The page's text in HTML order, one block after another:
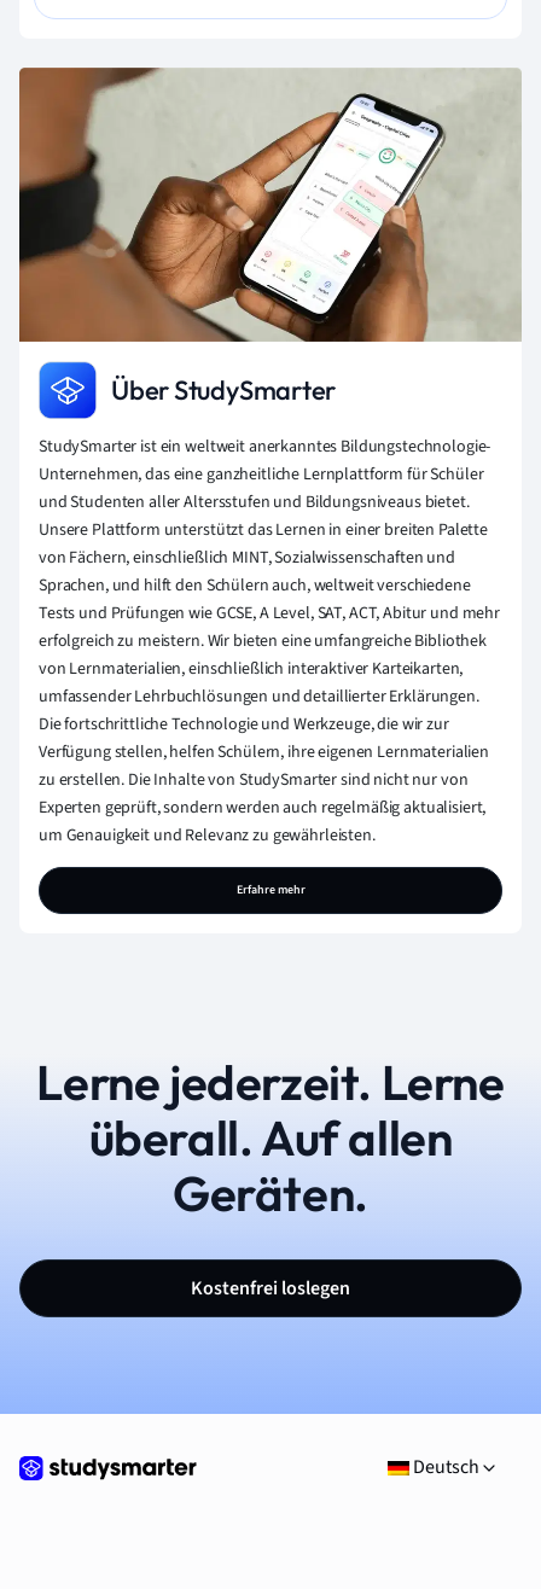
Über StudySmarter
StudySmarter ist ein weltweit anerkanntes Bildungstechnologie-
Unternehmen, das eine ganzheitliche Lernplattform für Schüler
und Studenten aller Altersstufen und Bildungsniveaus bietet.
Unsere Plattform unterstützt das Lernen in einer breiten Palette
von Fächern, einschließlich MINT, Sozialwissenschaften und
Sprachen, und hilft den Schülern auch, weltweit verschiedene
Tests und Prüfungen wie GCSE, A Level, SAT, ACT, Abitur und mehr
erfolgreich zu meistern. Wir bieten eine umfangreiche Bibliothek
von Lernmaterialien, einschließlich interaktiver Karteikarten,
umfassender Lehrbuchlösungen und detaillierter Erklärungen.
Die fortschrittliche Technologie und Werkzeuge, die wir zur
Verfügung stellen, helfen Schülern, ihre eigenen Lernmaterialien
zu erstellen. Die Inhalte von StudySmarter sind nicht nur von
Experten geprüft, sondern werden auch regelmäßig aktualisiert,
um Genauigkeit und Relevanz zu gewährleisten.
Erfahre mehr
Lerne jederzeit. Lerne
überall. Auf allen
Geräten.
Kostenfrei loslegen
Deutsch